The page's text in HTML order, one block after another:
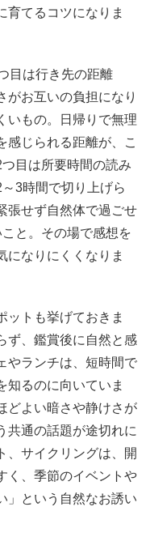
育てるコツになりま
目は行き先の距離
がお互いの負担になり
いもの。日帰りで無理
感じられる距離が、こ
目は所要時間の読み
3時間で切り上げら
張せず自然体で過ごせ
と。その場で感想を
になりにくくなりま
ットも挙げておきま
ず、鑑賞後に自然と感
やランチは、短時間で
知るのに向いていま
どよい暗さや静けさが
共通の話題が途切れに
、サイクリングは、開
く、季節のイベントや
」という自然なお誘い